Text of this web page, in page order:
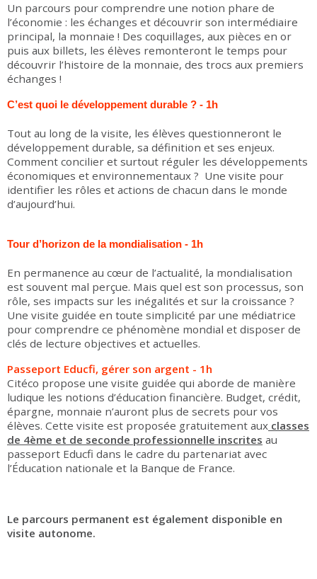
Un parcours pour comprendre une notion phare de
l’économie : les échanges et découvrir son intermédiaire
principal, la monnaie ! Des coquillages, aux pièces en or
puis aux billets, les élèves remonteront le temps pour
découvrir l’histoire de la monnaie, des trocs aux premiers
échanges !
C’est quoi le développement durable ? - 1h
Tout au long de la visite, les élèves questionneront le
développement durable, sa définition et ses enjeux.
Comment concilier et surtout réguler les développements
économiques et environnementaux ? Une visite pour
identifier les rôles et actions de chacun dans le monde
d’aujourd’hui.
Tour d’horizon de la mondialisation - 1h
En permanence au cœur de l’actualité, la mondialisation
est souvent mal perçue. Mais quel est son processus, son
rôle, ses impacts sur les inégalités et sur la croissance ?
Une visite guidée en toute simplicité par une médiatrice
pour comprendre ce phénomène mondial et disposer de
clés de lecture objectives et actuelles.
Passeport Educfi, gérer son argent - 1h
Citéco propose une visite guidée qui aborde de manière
ludique les notions d’éducation financière. Budget, crédit,
épargne, monnaie n’auront plus de secrets pour vos
élèves. Cette visite est proposée gratuitement aux classes
de 4ème et de seconde professionnelle inscrites au
passeport Educfi dans le cadre du partenariat avec
l’Éducation nationale et la Banque de France.
Le parcours permanent est également disponible en
visite autonome.